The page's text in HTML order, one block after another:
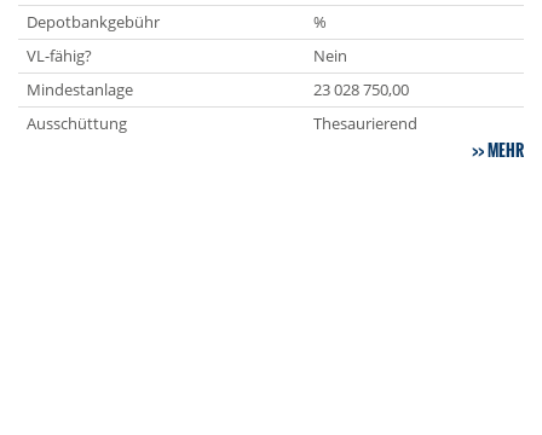
Depotbankgebühr
%
VL-fähig?
Nein
Mindestanlage
23 028 750,00
Ausschüttung
Thesaurierend
MEHR